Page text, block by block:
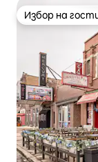
Избор на
Избор на